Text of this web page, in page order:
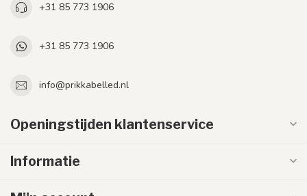
+31 85 773 1906
+31 85 773 1906
info@prikkabelled.nl
Openingstijden klantenservice
Informatie